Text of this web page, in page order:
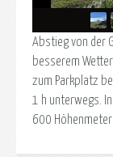
Abstieg von der
besserem
zum Parkplatz
1 h unterwegs.
600